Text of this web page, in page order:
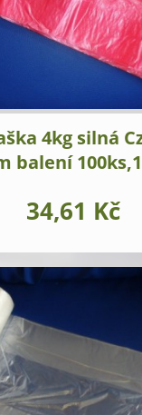
4kg silná
balení
34,61 Kč